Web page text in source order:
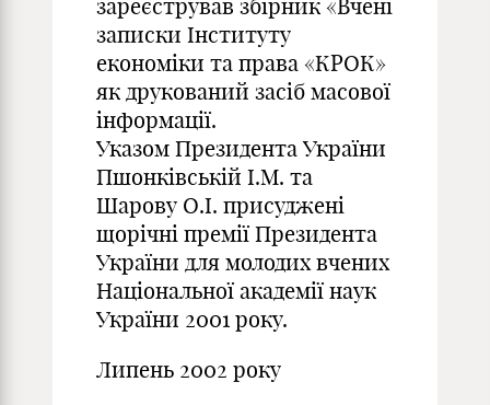
зареєстрував збірник «Вчені
записки Інституту
економіки та права «КРОК»
як друкований засіб масової
інформації.
Указом Президента України
Пшонківській І.М. та
Шарову О.І. присуджені
щорічні премії Президента
України для молодих вчених
Національної академії наук
України 2001 року.
Липень 2002 року